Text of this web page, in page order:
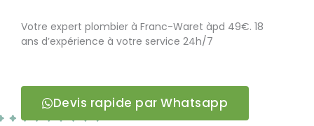
Votre expert plombier à Franc-Waret àpd 49€. 18
ans d’expérience à votre service 24h/7
Devis rapide par Whatsapp